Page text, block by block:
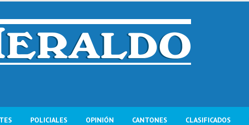
POLICIALES OPINIÓN CANTONES CLASIFICADOS